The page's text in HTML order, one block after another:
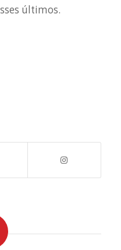
últimos.